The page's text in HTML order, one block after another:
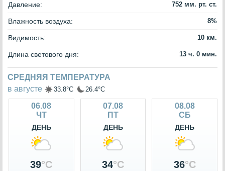
Давление: 752 мм. рт. ст.
Влажность воздуха: 8%
Видимость: 10 км.
Длина светового дня: 13 ч. 0 мин.
СРЕДНЯЯ ТЕМПЕРАТУРА
в августе
33.8°C 26.4°C
06.08
ЧТ
ДЕНЬ
39°C
07.08
ПТ
ДЕНЬ
34°C
08.08
СБ
ДЕНЬ
36°C